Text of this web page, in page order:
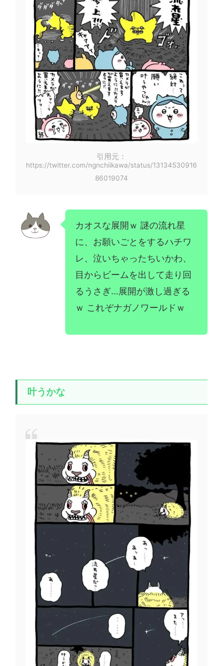
引用元：
https://twitter.com/ngnchiikawa/status/13134530916
86019074
カオスな展開ｗ 謎の流れ星
に、お願いごとをするハチワ
レ、泣いちゃったちいかわ、
目からビームを出して走り回
るうさぎ…展開が激し過ぎる
ｗ これぞナガノワールドｗ
叶うかな